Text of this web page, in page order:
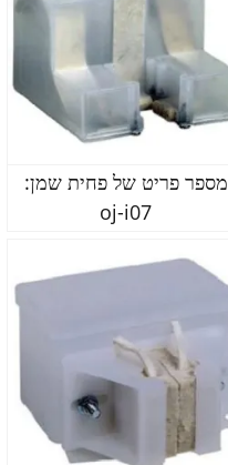
מספר פריט של פחית שמן:
oj-i07